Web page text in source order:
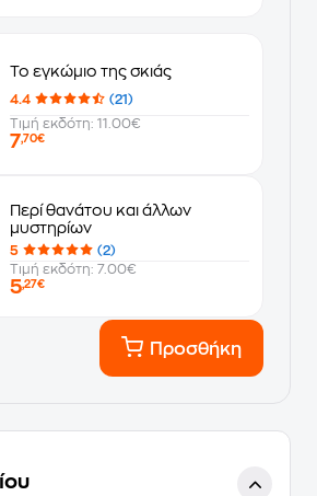
Το εγκώμιο της σκιάς
4.4
(21)
Τιμή εκδότη: 11.00€
7,70€
Περί θανάτου και άλλων
μυστηρίων
5
(2)
Τιμή εκδότη: 7.00€
5,27€
Προσθήκη